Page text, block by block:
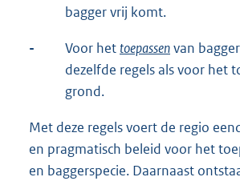
bagger vrij komt.
- Voor hettoepassenvan
dezelfde regels als voor het
grond.
Met deze regels voert de regio
en pragmatisch beleid voor het
en baggerspecie. Daarnaast